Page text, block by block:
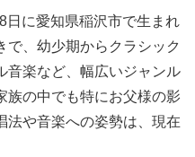
日に愛知県稲沢市で生まれ
で、幼少期からクラシック
音楽など、幅広いジャンル
族の中でも特にお父様の影
法や音楽への姿勢は、現在